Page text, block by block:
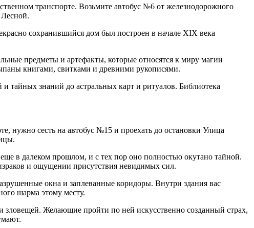
транспорте. Возьмите автобус №6 от железнодорожного
сохранившийся дом был построен в начале XIX века
предметы и артефакты, которые относятся к миру магии
книгами, свитками и древними рукописями.
тайных знаний до астральных карт и ритуалов. Библиотека
нужно сесть на автобус №15 и проехать до остановки Улица
в далеком прошлом, и с тех пор оно полностью окутано тайной.
и ощущении присутствия невидимых сил.
окна и заплеванные коридоры. Внутри здания вас
шарма этому месту.
зловещей. Желающие пройти по ней искусственно созданный страх,